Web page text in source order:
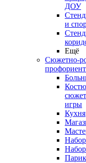
ДОУ
и
Ещё
Сюжетно-
игры
Кухня